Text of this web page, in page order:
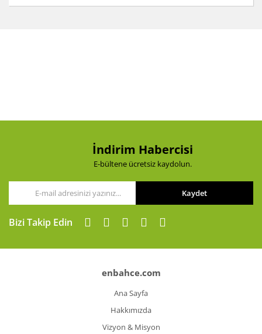
İndirim Habercisi
E-bültene ücretsiz kaydolun.
Kaydet
Bizi Takip Edin
enbahce.com
Ana Sayfa
Hakkımızda
Vizyon & Misyon